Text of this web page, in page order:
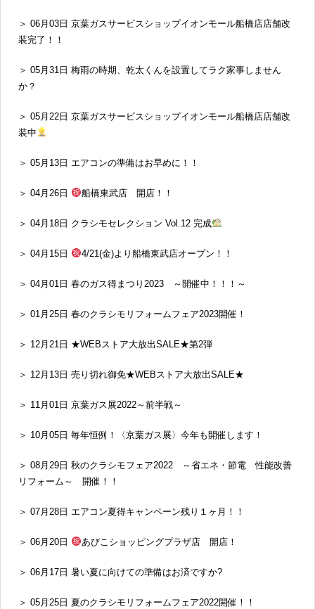
＞ 06月03日 京葉ガスサービスショップイオンモール船橋店店舗改
装完了！！
＞ 05月31日 梅雨の時期、乾太くんを設置してラク家事しません
か？
＞ 05月22日 京葉ガスサービスショップイオンモール船橋店店舗改
装中
＞ 05月13日 エアコンの準備はお早めに！！
＞ 04月26日 船橋東武店 開店！！
＞ 04月18日 クラシモセレクション Vol.12 完成
＞ 04月15日 4/21(金)より船橋東武店オープン！！
＞ 04月01日 春のガス得まつり2023 ～開催中！！！～
＞ 01月25日 春のクラシモリフォームフェア2023開催！
＞ 12月21日 ★WEBストア大放出SALE★第2弾
＞ 12月13日 売り切れ御免★WEBストア大放出SALE★
＞ 11月01日 京葉ガス展2022～前半戦～
＞ 10月05日 毎年恒例！〈京葉ガス展〉今年も開催します！
＞ 08月29日 秋のクラシモフェア2022 ～省エネ・節電 性能改善
リフォーム～ 開催！！
＞ 07月28日 エアコン夏得キャンペーン残り１ヶ月！！
＞ 06月20日 あびこショッピングプラザ店 開店！
＞ 06月17日 暑い夏に向けての準備はお済ですか?
＞ 05月25日 夏のクラシモリフォームフェア2022開催！！